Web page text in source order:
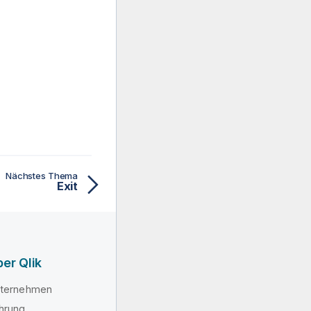
Nächstes Thema
Exit
Qlik